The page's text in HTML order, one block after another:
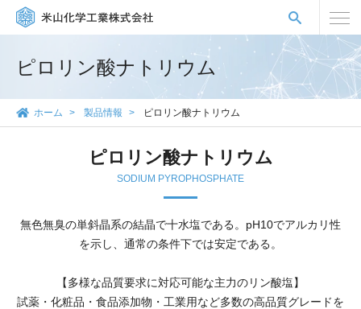
ピロリン酸ナトリウム
ホーム 製品情報 ピロリン酸ナトリウム
ピロリン酸ナトリウム
SODIUM PYROPHOSPHATE
無色無臭の単斜晶系の結晶で十水塩である。pH10でアルカリ性
を示し、通常の条件下では安定である。
【多様な品質要求に対応可能な主力のリン酸塩】
試薬・化粧品・食品添加物・工業用など多数の高品質グレードを